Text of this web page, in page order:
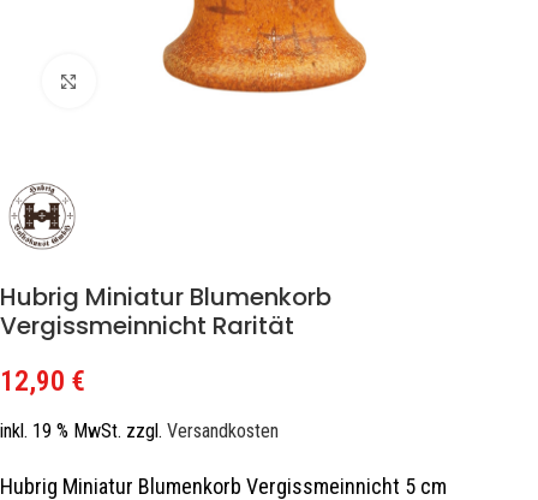
Zum Vergrößern klicken
Hubrig Miniatur Blumenkorb
Vergissmeinnicht Rarität
12,90 €
inkl. 19 % MwSt. zzgl. Versandkosten
Hubrig Miniatur Blumenkorb Vergissmeinnicht 5 cm